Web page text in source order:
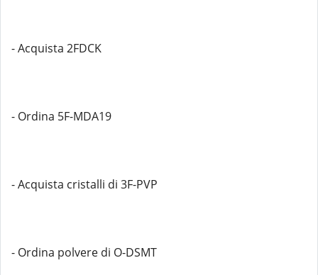
- Acquista 2FDCK
- Ordina 5F-MDA19
- Acquista cristalli di 3F-PVP
- Ordina polvere di O-DSMT